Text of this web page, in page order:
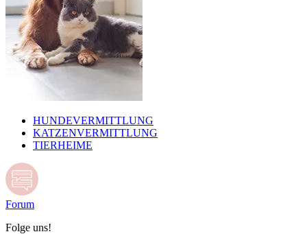
HUNDEVERMITTLUNG
KATZENVERMITTLUNG
TIERHEIME
Forum
Folge uns!